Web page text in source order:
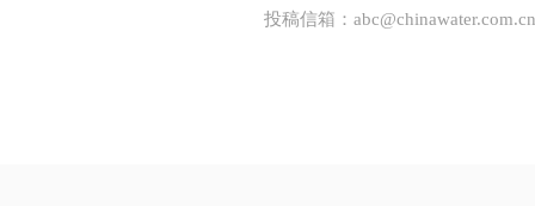
投稿信箱： abc@chinawater.com.cn